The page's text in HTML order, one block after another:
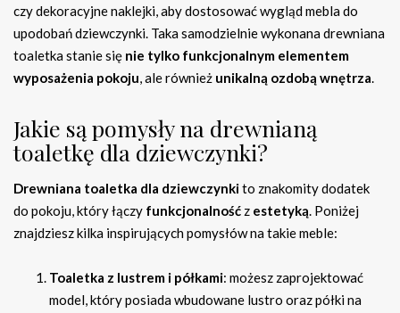
czy dekoracyjne naklejki, aby dostosować wygląd mebla do
upodobań dziewczynki. Taka samodzielnie wykonana drewniana
toaletka stanie się nie tylko funkcjonalnym elementem
wyposażenia pokoju, ale również unikalną ozdobą wnętrza.
Jakie są pomysły na drewnianą
toaletkę dla dziewczynki?
Drewniana toaletka dla dziewczynkito znakomity dodatek
do pokoju, który łączy funkcjonalność z estetyką. Poniżej
znajdziesz kilka inspirujących pomysłów na takie meble:
Toaletka z lustrem i półkami: możesz zaprojektować
model, który posiada wbudowane lustro oraz półki na